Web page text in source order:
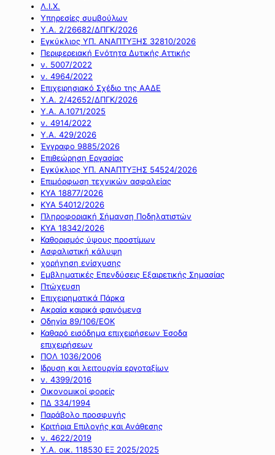
Λ.Ι.Χ.
Υπηρεσίες συμβούλων
Υ.Α. 2/26682/ΔΠΓΚ/2026
Εγκύκλιος ΥΠ. ΑΝΑΠΤΥΞΗΣ 32810/2026
Περιφερειακή Ενότητα Δυτικής Αττικής
ν. 5007/2022
ν. 4964/2022
Επιχειρησιακό Σχέδιο της ΑΑΔΕ
Υ.Α. 2/42652/ΔΠΓΚ/2026
Υ.Α. Α.1071/2025
ν. 4914/2022
Υ.Α. 429/2026
Έγγραφο 9885/2026
Επιθεώρηση Εργασίας
Εγκύκλιος ΥΠ. ΑΝΑΠΤΥΞΗΣ 54524/2026
Επιμόρφωση τεχνικών ασφαλείας
ΚΥΑ 18877/2026
ΚΥΑ 54012/2026
Πληροφοριακή Σήμανση Ποδηλατιστών
ΚΥΑ 18342/2026
Καθορισμός ύψους προστίμων
Ασφαλιστική κάλυψη
χορήγηση ενίσχυσης
Εμβληματικές Επενδύσεις Εξαιρετικής Σημασίας
Πτώχευση
Επιχειρηματικά Πάρκα
Ακραία καιρικά φαινόμενα
Οδηγία 89/106/ΕΟΚ
Καθαρό εισόδημα επιχειρήσεων Έσοδα
επιχειρήσεων
ΠΟΛ 1036/2006
Ιδρυση και λειτουργία εργοταξίων
ν. 4399/2016
Οικονομικοί φορείς
ΠΔ 334/1994
Παράβολο προσφυγής
Κριτήρια Επιλογής και Ανάθεσης
ν. 4622/2019
Υ.Α. οικ. 118530 ΕΞ 2025/2025